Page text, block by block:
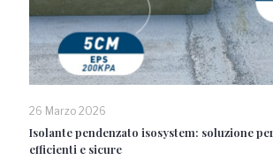
26 Marzo 2026
Isolante pendenzato isosystem: soluzione
efficienti e sicure